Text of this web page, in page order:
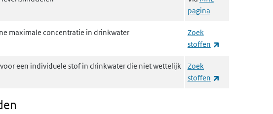
pagina
maximale concentratie in drinkwater
Zoek
stoffen
een individuele stof in drinkwater die niet wettelijk
Zoek
stoffen